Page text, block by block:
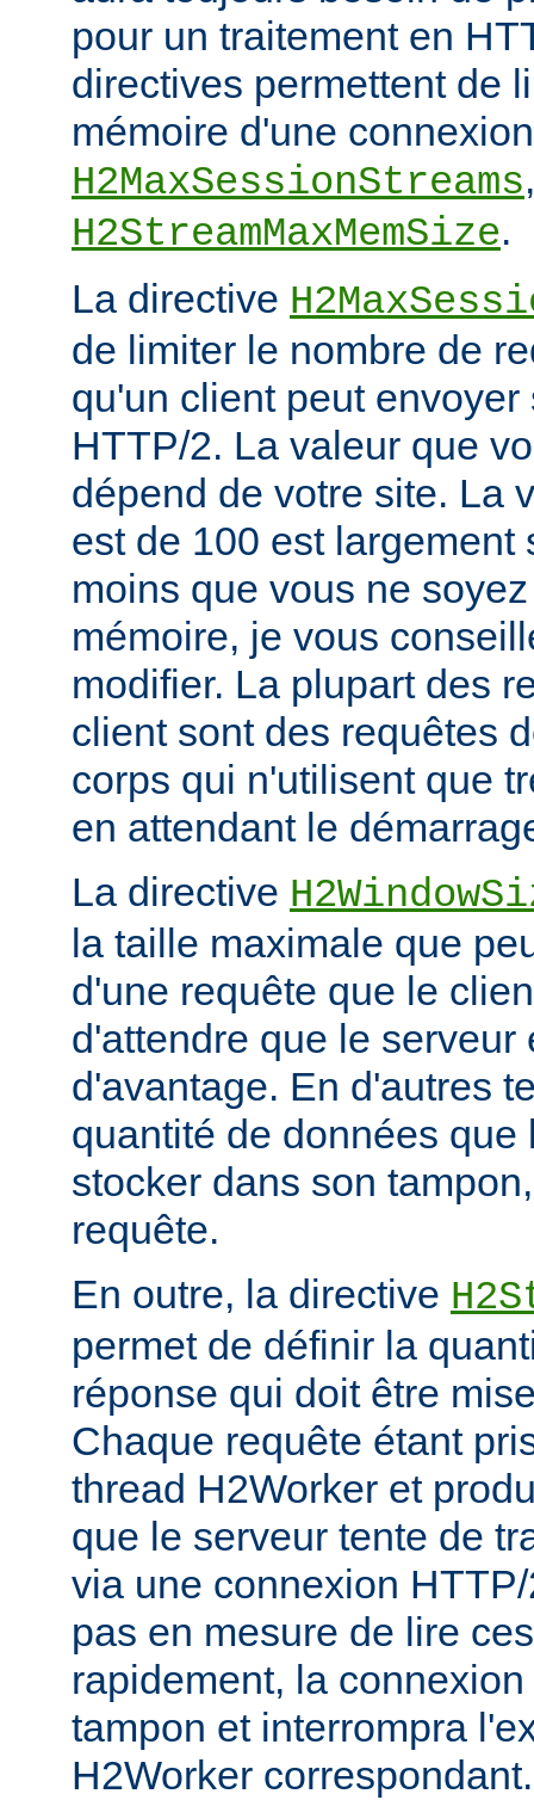
pour un traitement en
directives permettent de
mémoire d'une
H2MaxSessionStreams
H2StreamMaxMemSize.
La directive
de limiter le nombre de
qu'un client peut
HTTP/2. La valeur que
dépend de votre site. La
est de 100 est largement
moins que vous ne
mémoire, je vous
modifier. La plupart des
client sont des requêtes
corps qui n'utilisent que
en attendant le
La directive
la taille maximale que
d'une requête que le
d'attendre que le serveur
d'avantage. En d'autres
quantité de données que
stocker dans son
requête.
En outre, la directive
permet de définir la
réponse qui doit être
Chaque requête étant
thread H2Worker et
que le serveur tente de
via une connexion
pas en mesure de lire
rapidement, la
tampon et interrompra
H2Worker correspondant.